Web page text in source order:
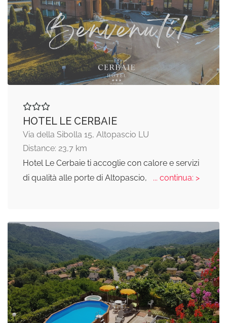
HOTEL LE CERBAIE
Via della Sibolla 15, Altopascio LU
Distance: 23,7 km
Hotel Le Cerbaie ti accoglie con calore e servizi
di qualità alle porte di Altopascio,
... continua: >